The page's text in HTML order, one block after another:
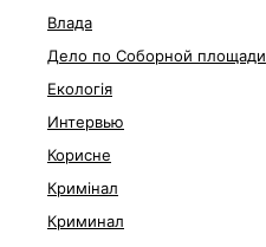
Влада
Дело по Соборной площади
Екологія
Интервью
Корисне
Кримінал
Криминал